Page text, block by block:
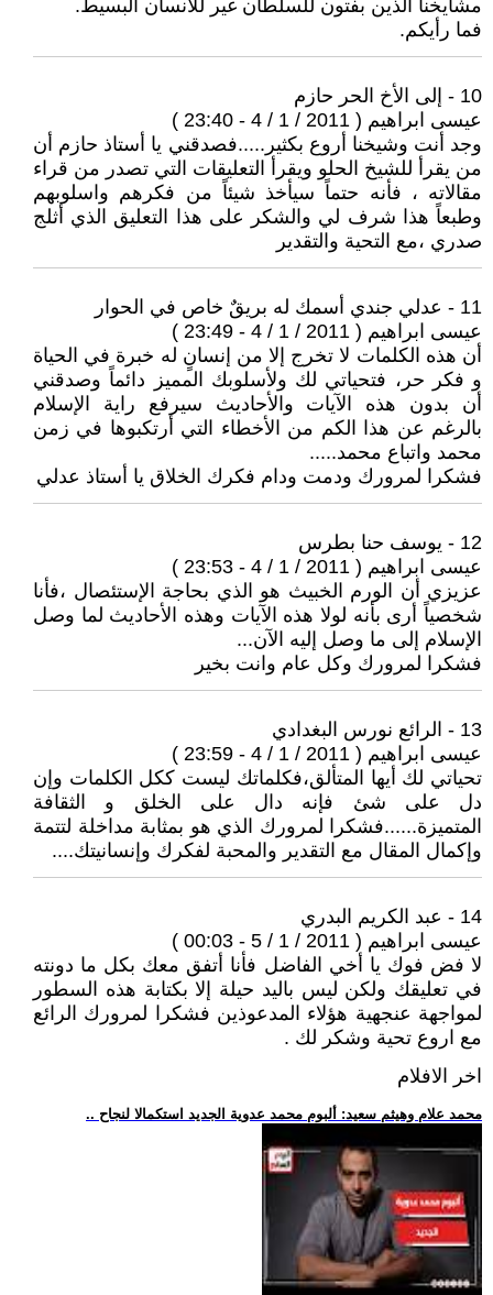
مشايخنا الذين بفتون للسلطان غير للأنسان البسيط.
فما رأيكم.
10 - إلى الأخ الحر حازم
عيسى ابراهيم ( 2011 / 1 / 4 - 23:40 )
وجد أنت وشيخنا أروع بكثير.....فصدقني يا أستاذ حازم أن
من يقرأ للشيخ الحلو ويقرأ التعليقات التي تصدر من قراء
مقالاته ، فأنه حتماً سيأخذ شيئاً من فكرهم واسلوبهم
وطبعاً هذا شرف لي والشكر على هذا التعليق الذي أثلج
صدري ،مع التحية والتقدير
11 - عدلي جندي أسمك له بريقٌ خاص في الحوار
عيسى ابراهيم ( 2011 / 1 / 4 - 23:49 )
أن هذه الكلمات لا تخرج إلا من إنسانٍ له خبرة في الحياة
و فكر حر، فتحياتي لك ولأسلوبك المميز دائماً وصدقني
أن بدون هذه الآيات والأحاديث سيرفع راية الإسلام
بالرغم عن هذا الكم من الأخطاء التي أرتكبوها في زمن
محمد واتباع محمد.....
فشكرا لمرورك ودمت ودام فكرك الخلاق يا أستاذ عدلي
12 - يوسف حنا بطرس
عيسى ابراهيم ( 2011 / 1 / 4 - 23:53 )
عزيزي أن الورم الخبيث هو الذي بحاجة الإستئصال ،فأنا
شخصياً أرى بأنه لولا هذه الآيات وهذه الأحاديث لما وصل
الإسلام إلى ما وصل إليه الآن...
فشكرا لمرورك وكل عام وانت بخير
13 - الرائع نورس البغدادي
عيسى ابراهيم ( 2011 / 1 / 4 - 23:59 )
تحياتي لك أيها المتألق،فكلماتك ليست ككل الكلمات وإن
دل على شئ فإنه دال على الخلق و الثقافة
المتميزة......فشكرا لمرورك الذي هو بمثابة مداخلة لتتمة
وإكمال المقال مع التقدير والمحبة لفكرك وإنسانيتك....
14 - عبد الكريم البدري
عيسى ابراهيم ( 2011 / 1 / 5 - 00:03 )
لا فض فوك يا أخي الفاضل فأنا أتفق معك بكل ما دونته
في تعليقك ولكن ليس باليد حيلة إلا بكتابة هذه السطور
لمواجهة عنجهية هؤلاء المدعوذين فشكرا لمرورك الرائع
مع اروع تحية وشكر لك .
اخر الافلام
.. محمد علام وهيثم سعيد: ألبوم محمد عدوية الجديد استكمالا لنجاح